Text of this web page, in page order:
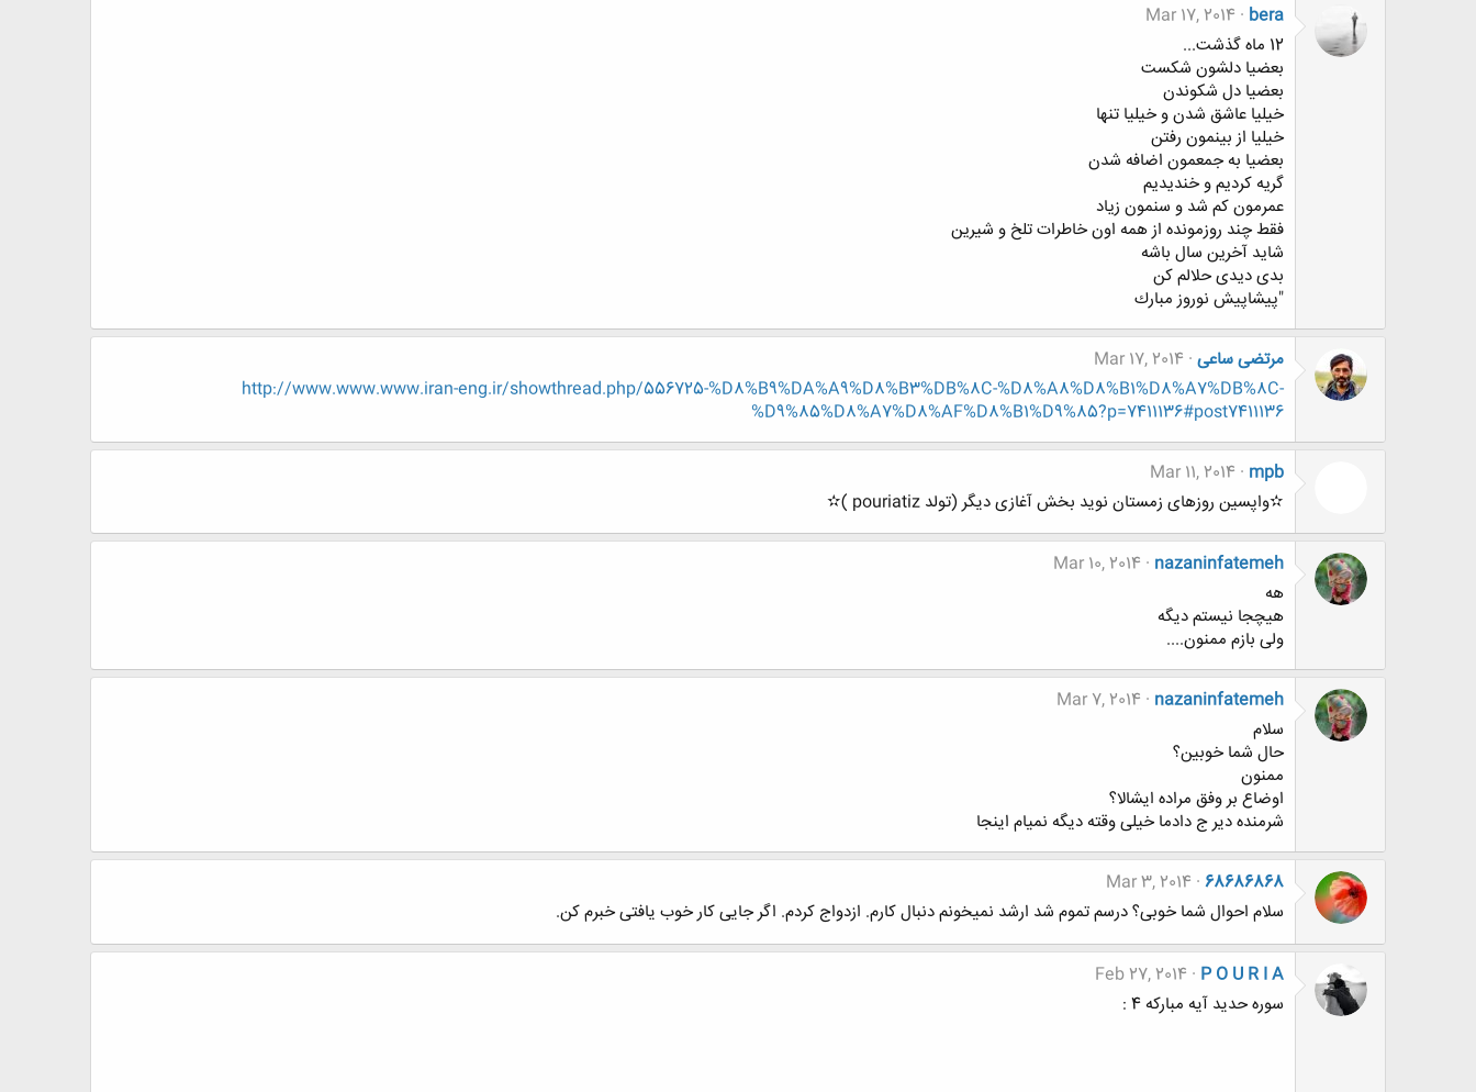
bera
Mar 17, 2014
12 ماه گذشت...
بعضيا دلشون شكست
بعضيا دل شكوندن
خيليا عاشق شدن و خيليا تنها
خيليا از بينمون رفتن
بعضيا به جمعمون اضافه شدن
گريه كرديم و خنديديم
عمرمون كم شد و سنمون زياد
فقط چند روزمونده از همه اون خاطرات تلخ و شيرين
شايد آخرين سال باشه
بدی ديدی حلالم كن
"پيشاپيش نوروز مبارك
مرتضی ساعی Mar 17, 2014
http://www.www.www.iran-eng.ir/showthread.php/556725-%D8%B9%DA%A9%D8%B3%DB%8C-%D8%A8%D8%B1%D8%A7%DB%8C-
%D9%85%D8%A7%D8%AF%D8%B1%D9%85?p=7411136#post7411136
mpb
Mar 11, 2014
✫واپسین روزهای زمستان نوید بخش آغازی دیگر (تولد pouriatiz )✫
nazaninfatemeh
Mar 10, 2014
هه
هیچجا نیستم دیگه
ولی بازم ممنون....
nazaninfatemeh
Mar 7, 2014
سلام
حال شما خوبین؟
ممنون
اوضاع بر وفق مراده ایشالا؟
شرمنده دیر ج دادما خیلی وقته دیگه نمیام اینجا
68686868
Mar 3, 2014
سلام احوال شما خوبی؟ درسم تموم شد ارشد نمیخونم دنبال کارم. ازدواج کردم. اگر جایی کار خوب یافتی خبرم کن.
P O U R I A
Feb 27, 2014
سوره حدید آیه مبارکه 4 :